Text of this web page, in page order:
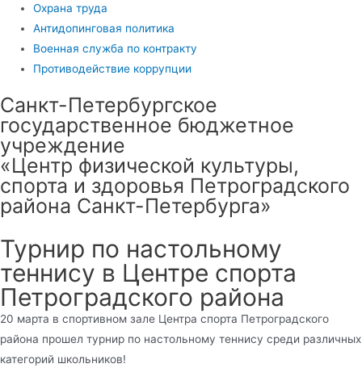
Охрана труда
Антидопинговая политика
Военная служба по контракту
Противодействие коррупции
Санкт-Петербургское
государственное бюджетное
учреждение
«Центр физической культуры,
спорта и здоровья Петроградского
района Санкт-Петербурга»
Турнир по настольному
теннису в Центре спорта
Петроградского района
20 марта в спортивном зале Центра спорта Петроградского
района прошел турнир по настольному теннису среди различных
категорий школьников!